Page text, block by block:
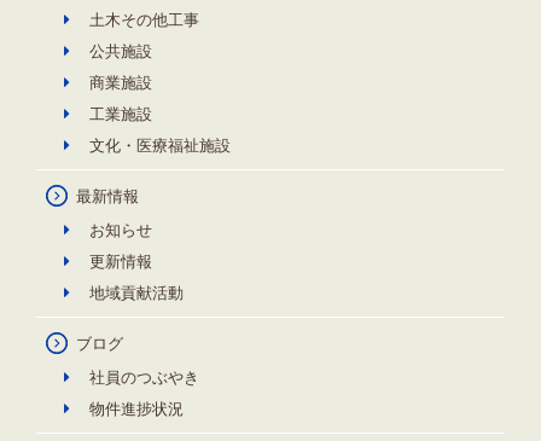
土木その他工事
公共施設
商業施設
工業施設
文化・医療福祉施設
最新情報
お知らせ
更新情報
地域貢献活動
ブログ
社員のつぶやき
物件進捗状況